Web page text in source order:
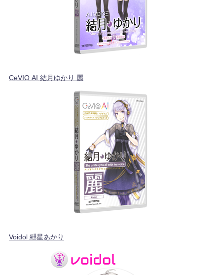
CeVIO AI 結月ゆかり 麗
Voidol 紲星あかり